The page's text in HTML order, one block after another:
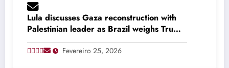
Lula discusses Gaza reconstruction with
Palestinian leader as Brazil weighs Trump
invitation
Fevereiro 25, 2026